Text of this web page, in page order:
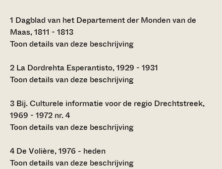
1 Dagblad van het Departement der Monden van de
Maas, 1811 - 1813
Toon details van deze beschrijving
2 La Dordrehta Esperantisto, 1929 - 1931
Toon details van deze beschrijving
3 Bij. Culturele informatie voor de regio Drechtstreek,
1969 - 1972 nr. 4
Toon details van deze beschrijving
4 De Volière, 1976 - heden
Toon details van deze beschrijving